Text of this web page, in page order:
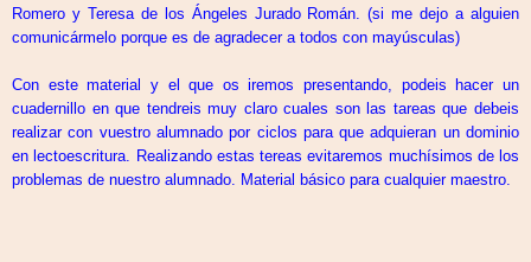
Romero y Teresa de los Ángeles Jurado Román. (si me dejo a alguien
comunicármelo porque es de agradecer a todos con mayúsculas)
Con este material y el que os iremos presentando, podeis hacer un
cuadernillo en que tendreis muy claro cuales son las tareas que debeis
realizar con vuestro alumnado por ciclos para que adquieran un dominio
en lectoescritura. Realizando estas tereas evitaremos muchísimos de los
problemas de nuestro alumnado. Material básico para cualquier maestro.